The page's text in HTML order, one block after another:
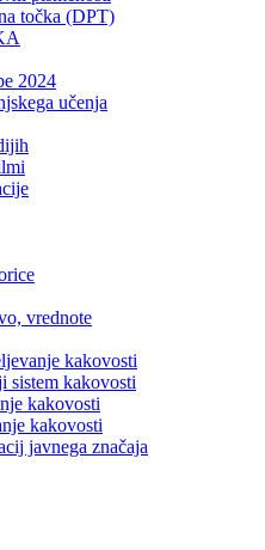
točka (DPT)
2024
učenja
vrednote
kakovosti
sistem kakovosti
kakovosti
kakovosti
javnega značaja